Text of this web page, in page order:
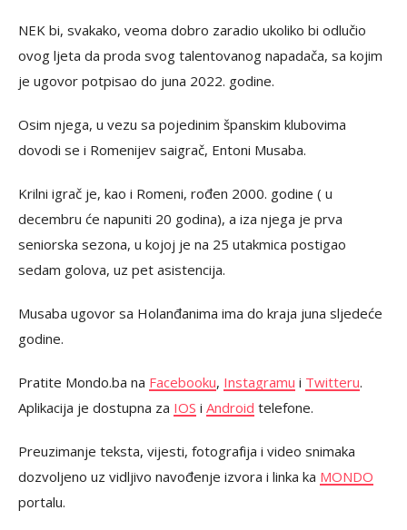
NEK bi, svakako, veoma dobro zaradio ukoliko bi odlučio
ovog ljeta da proda svog talentovanog napadača, sa kojim
je ugovor potpisao do juna 2022. godine.
Osim njega, u vezu sa pojedinim španskim klubovima
dovodi se i Romenijev saigrač, Entoni Musaba.
Krilni igrač je, kao i Romeni, rođen 2000. godine ( u
decembru će napuniti 20 godina), a iza njega je prva
seniorska sezona, u kojoj je na 25 utakmica postigao
sedam golova, uz pet asistencija.
Musaba ugovor sa Holanđanima ima do kraja juna sljedeće
godine.
Pratite Mondo.ba na Facebooku, Instagramu i Twitteru.
Aplikacija je dostupna za IOS i Android telefone.
Preuzimanje teksta, vijesti, fotografija i video snimaka
dozvoljeno uz vidljivo navođenje izvora i linka ka MONDO
portalu.